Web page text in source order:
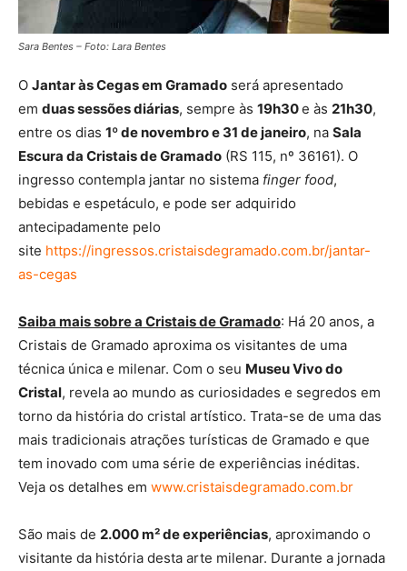
Sara Bentes – Foto: Lara Bentes
O Jantar às Cegas em Gramado será apresentado
em duas sessões diárias, sempre às 19h30e às 21h30,
entre os dias 1º de novembro e 31 de janeiro, na Sala
Escura da Cristais de Gramado (RS 115, nº 36161). O
ingresso contempla jantar no sistema finger food,
bebidas e espetáculo, e pode ser adquirido
antecipadamente pelo
site https://ingressos.cristaisdegramado.com.br/jantar-
as-cegas
Saiba mais sobre a Cristais de Gramado: Há 20 anos, a
Cristais de Gramado aproxima os visitantes de uma
técnica única e milenar. Com o seu Museu Vivo do
Cristal, revela ao mundo as curiosidades e segredos em
torno da história do cristal artístico. Trata-se de uma das
mais tradicionais atrações turísticas de Gramado e que
tem inovado com uma série de experiências inéditas.
Veja os detalhes em www.cristaisdegramado.com.br
São mais de 2.000 m² de experiências, aproximando o
visitante da história desta arte milenar. Durante a jornada